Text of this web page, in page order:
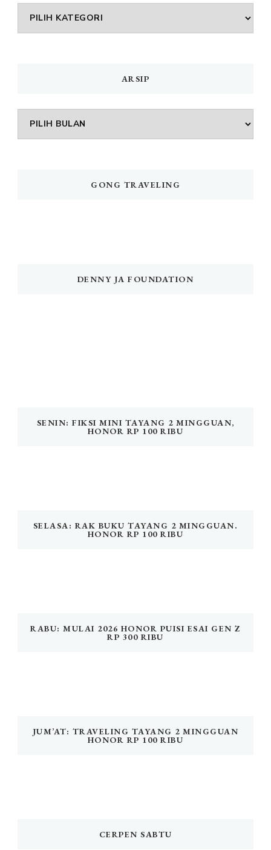
DAFTAR
MENU
ARSIP
Arsip
GONG TRAVELING
DENNY JA FOUNDATION
SENIN: FIKSI MINI TAYANG 2 MINGGUAN,
HONOR RP 100 RIBU
SELASA: RAK BUKU TAYANG 2 MINGGUAN.
HONOR RP 100 RIBU
RABU: MULAI 2026 HONOR PUISI ESAI GEN Z
RP 300 RIBU
JUM’AT: TRAVELING TAYANG 2 MINGGUAN
HONOR RP 100 RIBU
CERPEN SABTU